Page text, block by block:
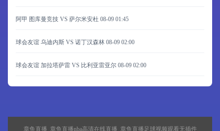
阿甲 图库曼竞技 VS 萨尔米安杜 08-09 01:45
球会友谊 乌迪内斯 VS 诺丁汉森林 08-09 02:00
球会友谊 加拉塔萨雷 VS 比利亚雷亚尔 08-09 02:00
章鱼直播_章鱼直播nba高清在线直播_章鱼直播足球视频观看无插件